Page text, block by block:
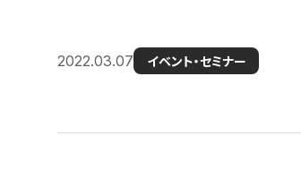
2022.03.07 イベント・セミナー